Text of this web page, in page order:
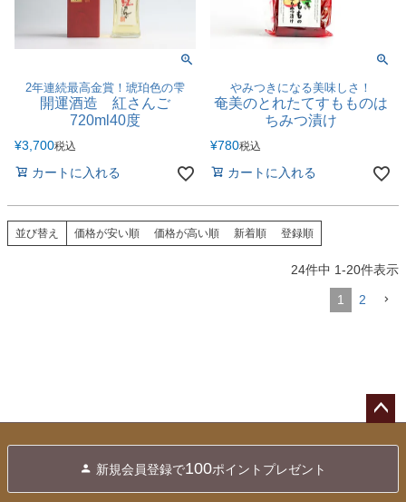
2年連続最高金賞！琥珀色の雫
開運酒造 紅さんご
720ml40度
¥3,700税込
カートに入れる
やみつきになる美味しさ！
奄美のとれたてすもものは
ちみつ漬け
¥780税込
カートに入れる
並び替え 価格が安い順 価格が高い順 新着順 登録順
24件中 1-20件表示
1 2
へ
新規会員登録で100ポイントプレゼント